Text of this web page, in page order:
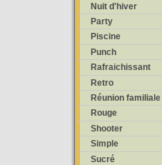
Nuit d'hiver
Party
Piscine
Punch
Rafraichissant
Retro
Réunion familiale
Rouge
Shooter
Simple
Sucré